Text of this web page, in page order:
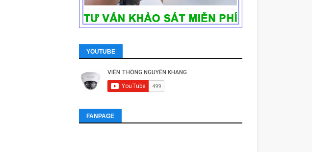
YOUTUBE
FANPAGE